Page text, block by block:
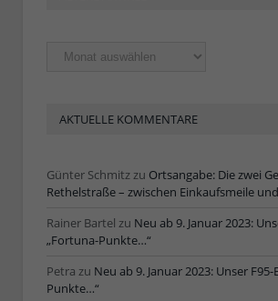
Ältere
Artikel
AKTUELLE KOMMENTARE
Günter Schmitz zu Ortsangabe: Die zwei
Rethelstraße – zwischen Einkaufsmeile
Rainer Bartel zu Neu ab 9. Januar 2023:
„Fortuna-Punkte…“
Petra zu Neu ab 9. Januar 2023: Unser
Punkte…“